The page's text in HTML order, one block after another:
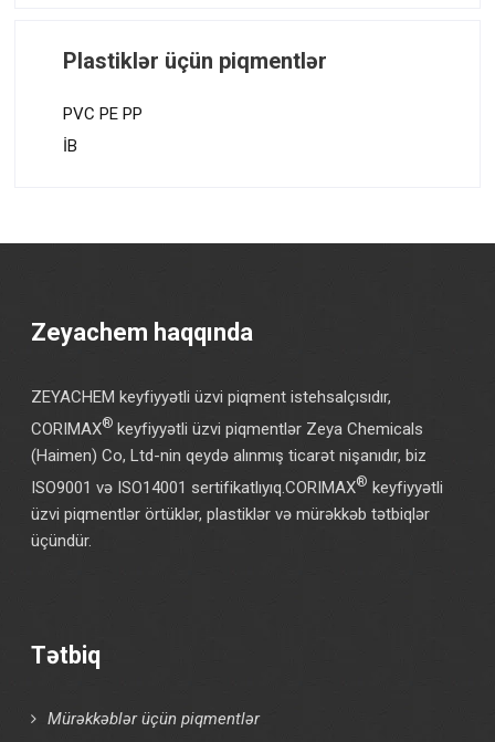
Plastiklər üçün piqmentlər
PVC PE PP
İB
Zeyachem haqqında
ZEYACHEM keyfiyyətli üzvi piqment istehsalçısıdır,
CORIMAX®keyfiyyətli üzvi piqmentlər Zeya Chemicals
(Haimen) Co, Ltd-nin qeydə alınmış ticarət nişanıdır, biz
ISO9001 və ISO14001 sertifikatlıyıq.CORIMAX® keyfiyyətli
üzvi piqmentlər örtüklər, plastiklər və mürəkkəb tətbiqlər
üçündür.
Tətbiq
Mürəkkəblər üçün piqmentlər